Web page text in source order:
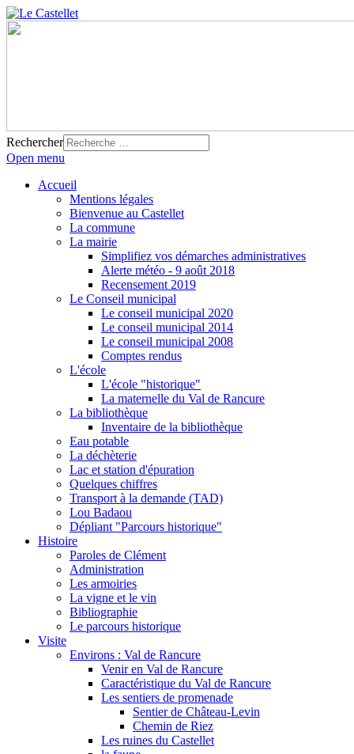
Rechercher
Open menu
Accueil
Mentions légales
Bienvenue au Castellet
La commune
La mairie
Simplifiez vos démarches administratives
Alerte météo - 9 août 2018
Recensement 2019
Le Conseil municipal
Le conseil municipal 2020
Le conseil municipal 2014
Le conseil municipal 2008
Comptes rendus
L'école
L'école "historique"
La maternelle du Val de Rancure
La bibliothèque
Inventaire de la bibliothèque
Eau potable
La déchèterie
Lac et station d'épuration
Quelques chiffres
Transport à la demande (TAD)
Lou Badaou
Dépliant "Parcours historique"
Histoire
Paroles de Clément
Administration
Les armoiries
La vigne et le vin
Bibliographie
Le parcours historique
Visite
Environs : Val de Rancure
Venir en Val de Rancure
Caractéristique du Val de Rancure
Les sentiers de promenade
Sentier de Château-Levin
Chemin de Riez
Les ruines du Castellet